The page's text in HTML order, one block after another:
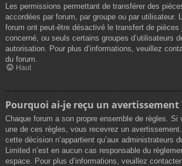
Les permissions permettant de transférer des
accordées par forum, par groupe ou par utilisateur.
forum ont peut-être désactivé le transfert de pièces
concerné, ou seuls certains groupes d’utilisateurs
autorisation. Pour plus d’informations, veuillez
du forum.
Haut
Pourquoi ai-je reçu un avertissement
Chaque forum a son propre ensemble de règles. Si
une de ces règles, vous recevrez un
cette décision n’appartient qu’aux administrateurs
Limited n’est en aucun cas responsable du
espace. Pour plus d’informations, veuillez